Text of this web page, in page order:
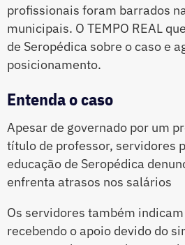
profissionais foram barrados
municipais. O TEMPO REAL
de Seropédica sobre o caso e
posicionamento.
Entenda o caso
Apesar de governado por um
título de professor, servidores
educação de Seropédica
enfrenta atrasos nos salários
Os servidores também
recebendo o apoio devido do